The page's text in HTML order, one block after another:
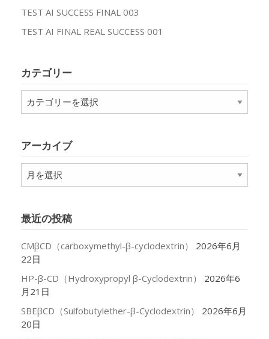
TEST AI SUCCESS FINAL 003
TEST AI FINAL REAL SUCCESS 001
カテゴリー
テ
ー
アーカイブ
ア
ー
ブ
最近の投稿
CMβCD（carboxymethyl-β-cyclodextrin）
2026年6月
22日
HP-β-CD（Hydroxypropyl β-Cyclodextrin）
2026年6
月21日
SBEβCD（Sulfobutylether-β-Cyclodextrin）
2026年6月
20日